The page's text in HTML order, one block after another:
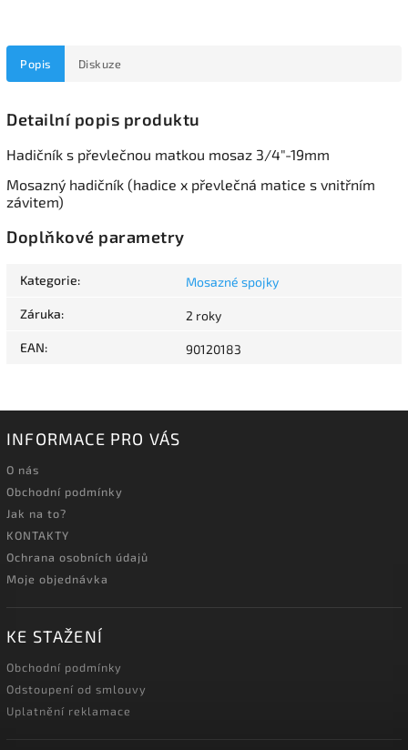
Popis Diskuze
Detailní popis produktu
Hadičník s převlečnou matkou mosaz 3/4"-19mm
Mosazný hadičník (hadice x převlečná matice s vnitřním
závitem)
Doplňkové parametry
Kategorie: Mosazné spojky
Záruka: 2 roky
EAN: 90120183
INFORMACE PRO VÁS
O nás
Obchodní podmínky
Jak na to?
KONTAKTY
Ochrana osobních údajů
Moje objednávka
KE STAŽENÍ
Obchodní podmínky
Odstoupení od smlouvy
Uplatnění reklamace